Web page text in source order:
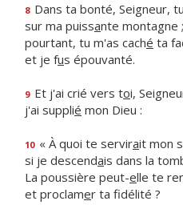
8 Dans ta bonté, Seigneur,
sur ma puissante montagne
pourtant, tu m'as caché ta
et je fus épouvanté.
9 Et j'ai crié vers toi,
j'ai supplié mon Dieu :
10 « À quoi te servirait mon
si je descendais dans la
La poussière peut-elle te
et proclamer ta fidélité ?